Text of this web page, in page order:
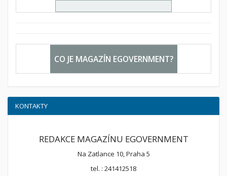
CO JE MAGAZÍN EGOVERNMENT?
KONTAKTY
REDAKCE MAGAZÍNU EGOVERNMENT
Na Zatlance 10, Praha 5
tel. : 241412518